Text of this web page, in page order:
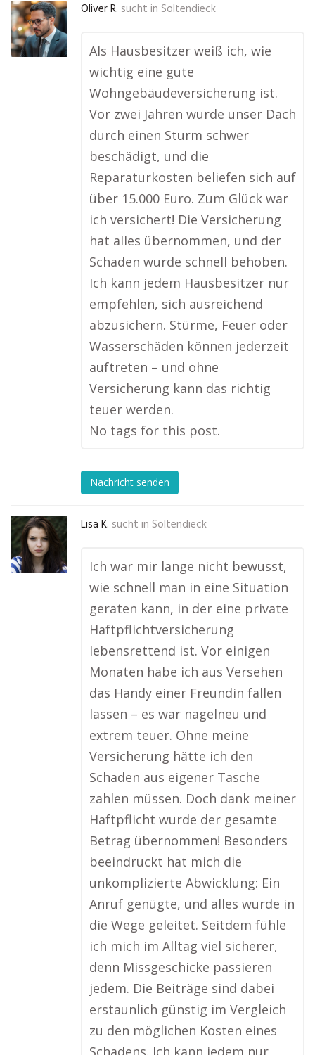
Oliver R. sucht in Soltendieck
Als Hausbesitzer weiß ich, wie
wichtig eine gute
Wohngebäudeversicherung ist.
Vor zwei Jahren wurde unser Dach
durch einen Sturm schwer
beschädigt, und die
Reparaturkosten beliefen sich auf
über 15.000 Euro. Zum Glück war
ich versichert! Die Versicherung
hat alles übernommen, und der
Schaden wurde schnell behoben.
Ich kann jedem Hausbesitzer nur
empfehlen, sich ausreichend
abzusichern. Stürme, Feuer oder
Wasserschäden können jederzeit
auftreten – und ohne
Versicherung kann das richtig
teuer werden.
No tags for this post.
Nachricht senden
Lisa K. sucht in Soltendieck
Ich war mir lange nicht bewusst,
wie schnell man in eine Situation
geraten kann, in der eine private
Haftpflichtversicherung
lebensrettend ist. Vor einigen
Monaten habe ich aus Versehen
das Handy einer Freundin fallen
lassen – es war nagelneu und
extrem teuer. Ohne meine
Versicherung hätte ich den
Schaden aus eigener Tasche
zahlen müssen. Doch dank meiner
Haftpflicht wurde der gesamte
Betrag übernommen! Besonders
beeindruckt hat mich die
unkomplizierte Abwicklung: Ein
Anruf genügte, und alles wurde in
die Wege geleitet. Seitdem fühle
ich mich im Alltag viel sicherer,
denn Missgeschicke passieren
jedem. Die Beiträge sind dabei
erstaunlich günstig im Vergleich
zu den möglichen Kosten eines
Schadens. Ich kann jedem nur